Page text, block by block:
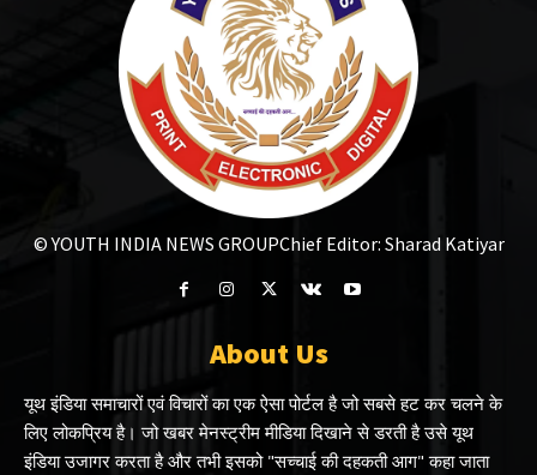
© YOUTH INDIA NEWS GROUPChief Editor: Sharad Katiyar
About Us
यूथ इंडिया समाचारों एवं विचारों का एक ऐसा पोर्टल है जो सबसे हट कर चलने के
लिए लोकप्रिय है। जो खबर मेनस्ट्रीम मीडिया दिखाने से डरती है उसे यूथ
इंडिया उजागर करता है और तभी इसको "सच्चाई की दहकती आग" कहा जाता